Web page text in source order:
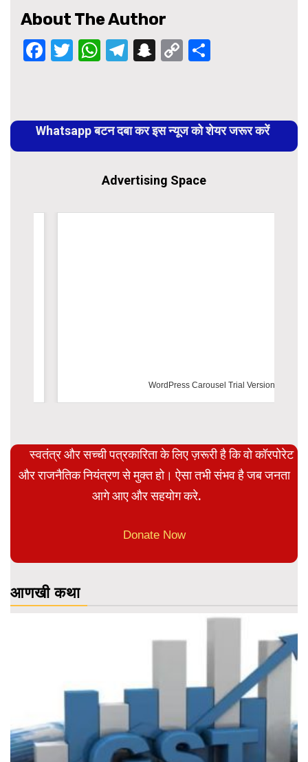
About The Author
Facebook
Twitter
WhatsApp
Telegram
Snapchat
Copy
Reading
Whatsapp बटन दबा कर इस न्यूज को शेयर जरूर करें
Advertising Space
WordPress Carousel Trial Version
स्वतंत्र और सच्ची पत्रकारिता के लिए ज़रूरी है कि वो कॉरपोरेट
और राजनैतिक नियंत्रण से मुक्त हो। ऐसा तभी संभव है जब जनता
आगे आए और सहयोग करे.
Donate Now
आणखी कथा